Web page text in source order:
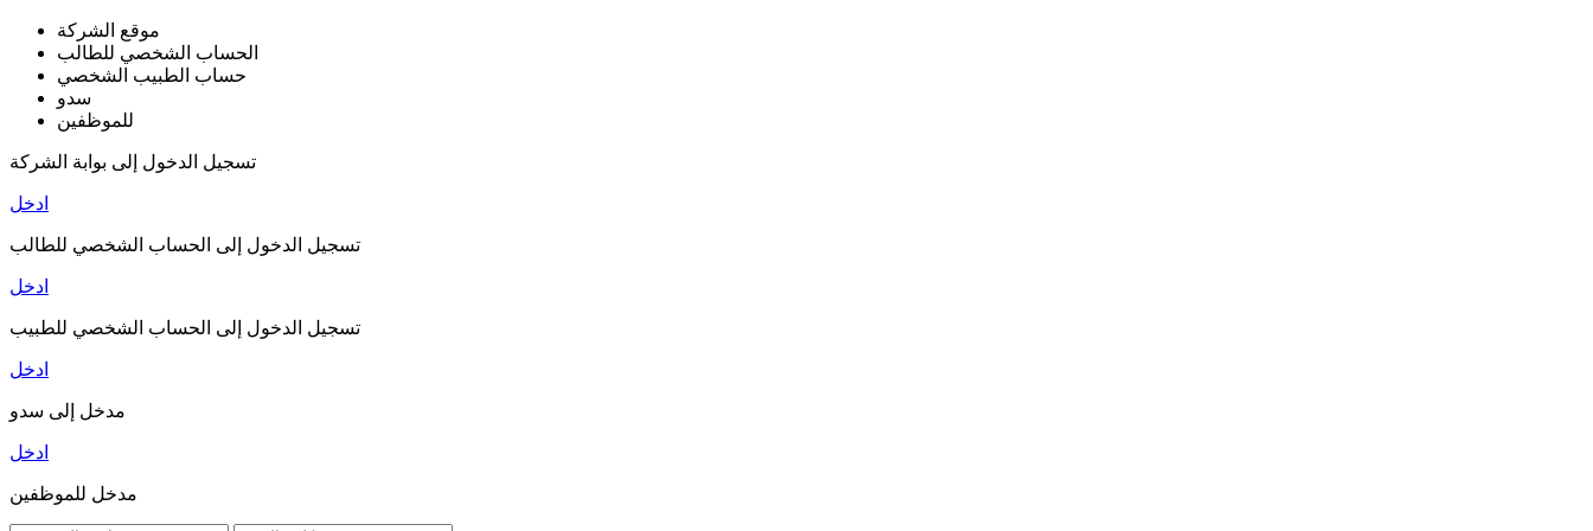
موقع الشركة
الحساب الشخصي للطالب
حساب الطبيب الشخصي
سدو
للموظفين
تسجيل الدخول إلى بوابة الشركة
ادخل
تسجيل الدخول إلى الحساب الشخصي للطالب
ادخل
تسجيل الدخول إلى الحساب الشخصي للطبيب
ادخل
مدخل إلى سدو
ادخل
مدخل للموظفين